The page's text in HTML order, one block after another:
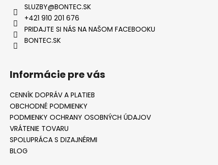
SLUZBY@BONTEC.SK
+421 910 201 676
PRIDAJTE SI NÁS NA NAŠOM FACEBOOKU
BONTEC.SK
Informácie pre vás
CENNÍK DOPRÁV A PLATIEB
OBCHODNÉ PODMIENKY
PODMIENKY OCHRANY OSOBNÝCH ÚDAJOV
VRÁTENIE TOVARU
SPOLUPRÁCA S DIZAJNÉRMI
BLOG